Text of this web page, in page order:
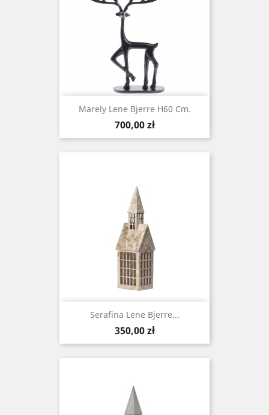
Marely Lene Bjerre H60 Cm.
Cena
700,00 zł
Serafina Lene Bjerre...
Cena
350,00 zł